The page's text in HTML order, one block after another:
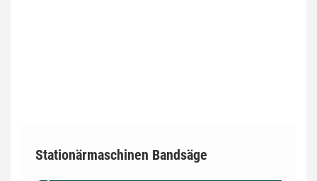
Stationärmaschinen Bandsäge